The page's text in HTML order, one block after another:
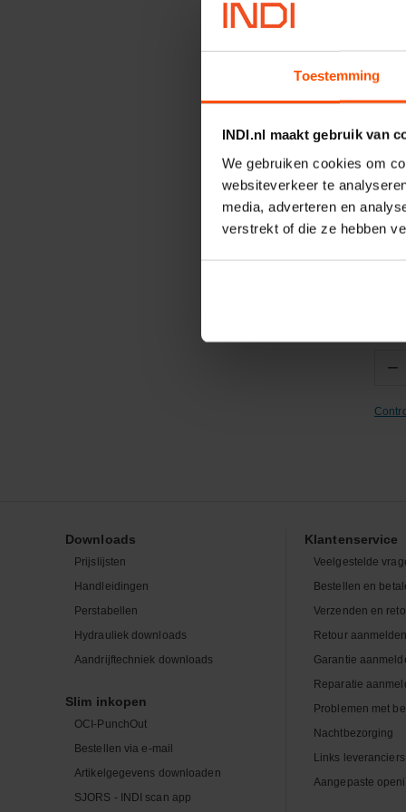
Toestemming
INDI.nl maakt gebruik van
We gebruiken cookies om
websiteverkeer te
media, adverteren en
verstrekt of die ze hebben
−
Downloads
Prijslijsten
Handleidingen
Perstabellen
Hydrauliek downloads
Aandrijftechniek downloads
Slim inkopen
OCI-PunchOut
Bestellen via e-mail
Artikelgegevens downloaden
SJORS - INDI scan app
Klantenservice
Veelgestelde
Bestellen en
Verzenden en
Retour aanmelden
Garantie
Reparatie
Problemen met
Nachtbezorging
Links leveranciers
Aangepaste